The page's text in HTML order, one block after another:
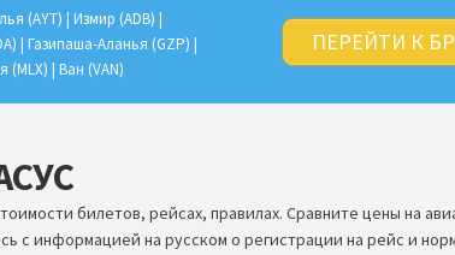
(AYT) | Измир (ADB) |
| Газипаша-Аланья (GZP) |
(MLX) | Ван (VAN)
ПЕРЕЙТИ К
билетов, рейсах, правилах. Сравните цены на
с информацией на русском о регистрации на рейс и